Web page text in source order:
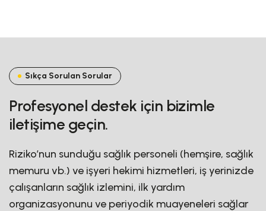
Sıkça Sorulan Sorular
Profesyonel destek için bizimle
iletişime geçin.
Riziko’nun sunduğu sağlık personeli (hemşire, sağlık
memuru vb.) ve işyeri hekimi hizmetleri, iş yerinizde
çalışanların sağlık izlemini, ilk yardım
organizasyonunu ve periyodik muayeneleri sağlar